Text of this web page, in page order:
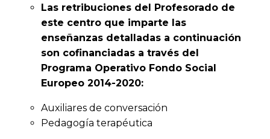
Las retribuciones del Profesorado de
este centro que imparte las
enseñanzas detalladas a continuación
son cofinanciadas a través del
Programa Operativo Fondo Social
Europeo 2014-2020:
Auxiliares de conversación
Pedagogía terapéutica